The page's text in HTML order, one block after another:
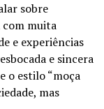
sobre
com muita
e experiências
e sincera
o estilo “moça
mas